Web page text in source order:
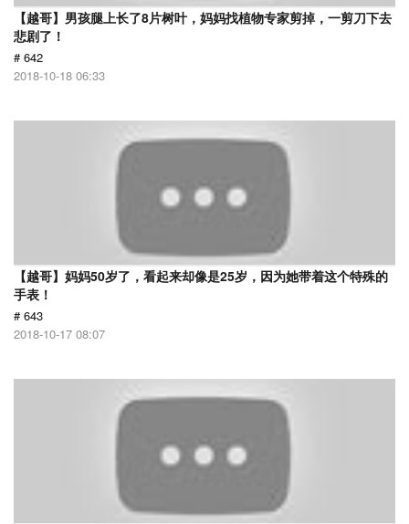
【越哥】男孩腿上长了8片树叶，妈妈找植物专家剪掉，一剪刀下去
悲剧了！
# 642
2018-10-18 06:33
【越哥】妈妈50岁了，看起来却像是25岁，因为她带着这个特殊的
手表！
# 643
2018-10-17 08:07